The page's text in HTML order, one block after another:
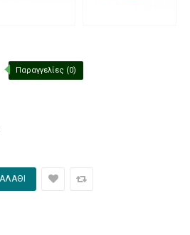
Παραγγελίες (0)